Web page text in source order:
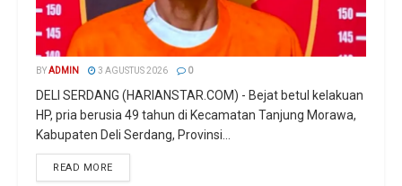
BYADMIN 3 AGUSTUS 2026 0
DELI SERDANG (HARIANSTAR.COM) - Bejat betul kelakuan
HP, pria berusia 49 tahun di Kecamatan Tanjung Morawa,
Kabupaten Deli Serdang, Provinsi...
READ MORE